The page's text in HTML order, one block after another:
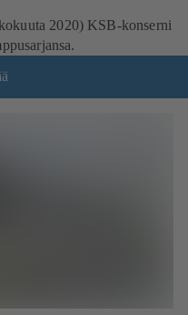
2020) KSB-konserni